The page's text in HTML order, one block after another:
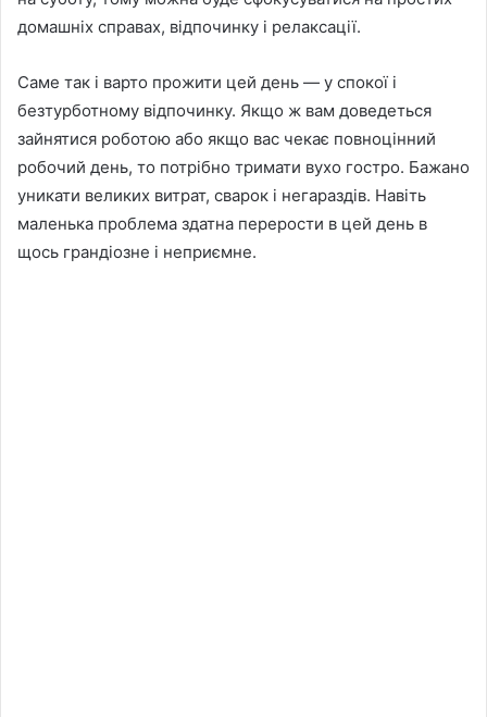
домашніх справах, відпочинку і релаксації.
Саме так і варто прожити цей день — у спокої і
безтурботному відпочинку. Якщо ж вам доведеться
зайнятися роботою або якщо вас чекає повноцінний
робочий день, то потрібно тримати вухо гостро. Бажано
уникати великих витрат, сварок і негараздів. Навіть
маленька проблема здатна перерости в цей день в
щось грандіозне і неприємне.